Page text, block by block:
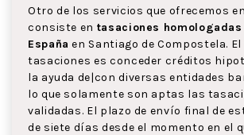
Otro de los servicios que ofrecemos
consiste en tasaciones homologadas
España en Santiago de Compostela.
tasaciones es conceder créditos
la ayuda de|con diversas entidades
lo que solamente son aptas las
validadas. El plazo de envío final de
de siete días desde el momento en el